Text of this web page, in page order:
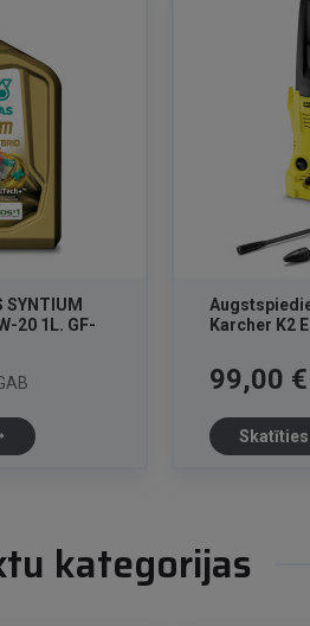
SYNTIUM
20 1L. GF-
Karcher K2
Cena
99,00 €
kategorijas